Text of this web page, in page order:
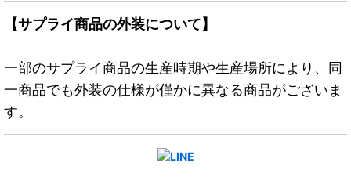
【サプライ商品の外装について】
一部のサプライ商品の生産時期や生産場所により、同
一商品でも外装の仕様が僅かに異なる商品がございま
す。